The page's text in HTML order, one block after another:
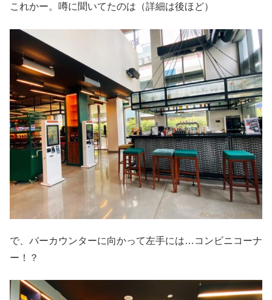
これかー。噂に聞いてたのは（詳細は後ほど）
で、バーカウンターに向かって左手には…コンビニコーナ
ー！？